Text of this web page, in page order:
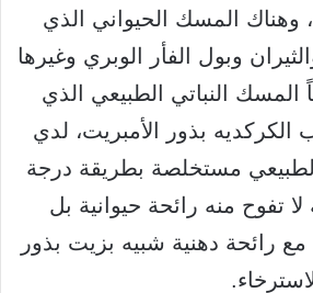
وهناك المسك الحيواني الذي
وبول الفأر الوبري وغيرها
المسك النباتي الطبيعي الذي
الكركديه بذور الأمبريت، لدي
مستخلصة بطريقة درجة
لا تفوح منه رائحة حيوانية بل
مع رائحة دهنية شبيه بزيت بذور